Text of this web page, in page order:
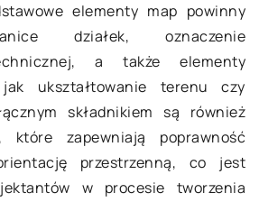
elementy map powinny
działek, oznaczenie
a także elementy
ukształtowanie terenu czy
składnikiem są również
które zapewniają poprawność
przestrzenną, co jest
w procesie tworzenia